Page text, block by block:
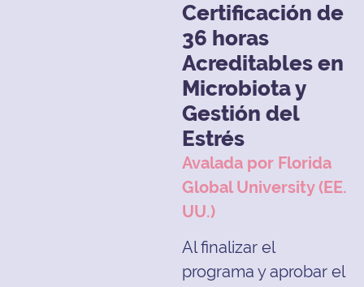
Certificación de
36 horas
Acreditables en
Microbiota y
Gestión del
Estrés
Avalada por Florida
Global University (EE.
UU.)
Al finalizar el
programa y aprobar el